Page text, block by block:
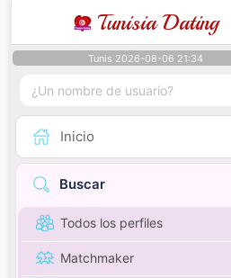
Tunisia Dating
Tunis 2026-08-06 21:34
Inicio
Buscar
Todos los perfiles
Matchmaker